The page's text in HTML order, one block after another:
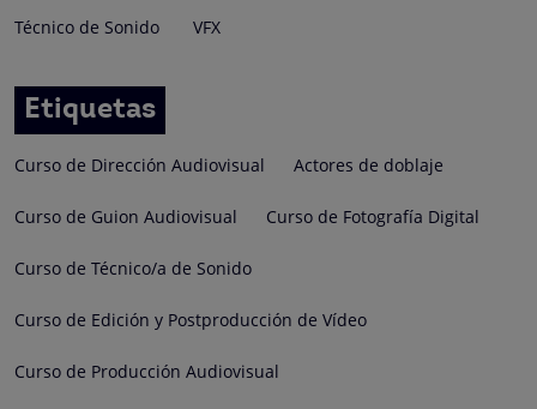
Técnico de Sonido VFX
Etiquetas
Curso de Dirección Audiovisual Actores de doblaje
Curso de Guion Audiovisual Curso de Fotografía Digital
Curso de Técnico/a de Sonido
Curso de Edición y Postproducción de Vídeo
Curso de Producción Audiovisual